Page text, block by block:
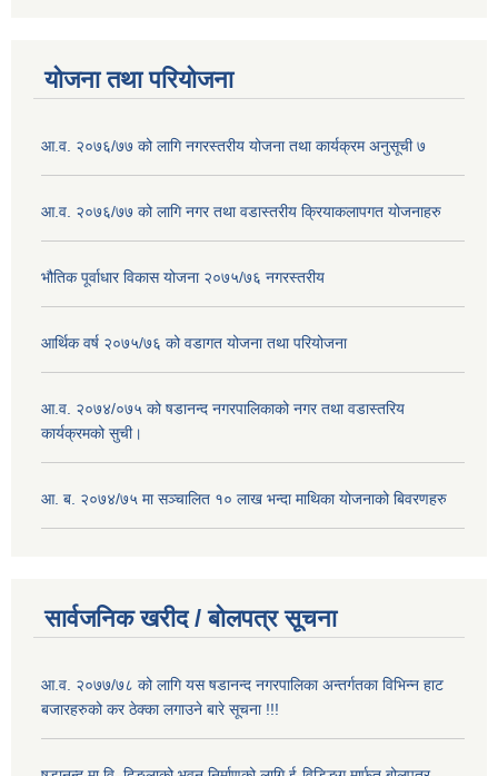
योजना तथा परियोजना
आ.व. २०७६/७७ को लागि नगरस्तरीय योजना तथा कार्यक्रम अनुसूची ७
आ.व. २०७६/७७ को लागि नगर तथा वडास्तरीय क्रियाकलापगत योजनाहरु
भौतिक पूर्वाधार विकास योजना २०७५/७६ नगरस्तरीय
आर्थिक वर्ष २०७५/७६ को वडागत योजना तथा परियोजना
आ.व. २०७४/०७५ को षडानन्द नगरपालिकाको नगर तथा वडास्तरिय
कार्यक्रमको सुची।
आ. ब. २०७४/७५ मा सञ्चालित १० लाख भन्दा माथिका योजनाको बिवरणहरु
सार्वजनिक खरीद / बोलपत्र सूचना
आ.व. २०७७/७८ को लागि यस षडानन्द नगरपालिका अन्तर्गतका विभिन्न हाट
बजारहरुको कर ठेक्का लगाउने बारे सूचना !!!